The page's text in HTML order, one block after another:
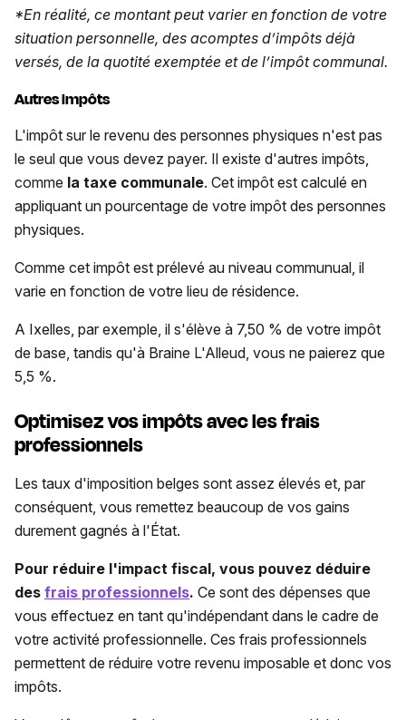
*En réalité, ce montant peut varier en fonction de votre
situation personnelle, des acomptes d’impôts déjà
versés, de la quotité exemptée et de l’impôt communal.
Autres impôts
L'impôt sur le revenu des personnes physiques n'est pas
le seul que vous devez payer. Il existe d'autres impôts,
comme la taxe communale. Cet impôt est calculé en
appliquant un pourcentage de votre impôt des personnes
physiques.
Comme cet impôt est prélevé au niveau communual, il
varie en fonction de votre lieu de résidence.
A Ixelles, par exemple, il s'élève à 7,50 % de votre impôt
de base, tandis qu'à Braine L'Alleud, vous ne paierez que
5,5 %.
Optimisez vos impôts avec les frais
professionnels
Les taux d'imposition belges sont assez élevés et, par
conséquent, vous remettez beaucoup de vos gains
durement gagnés à l'État.
Pour réduire l'impact fiscal, vous pouvez déduire
des frais professionnels. Ce sont des dépenses que
vous effectuez en tant qu'indépendant dans le cadre de
votre activité professionnelle. Ces frais professionnels
permettent de réduire votre revenu imposable et donc vos
impôts.